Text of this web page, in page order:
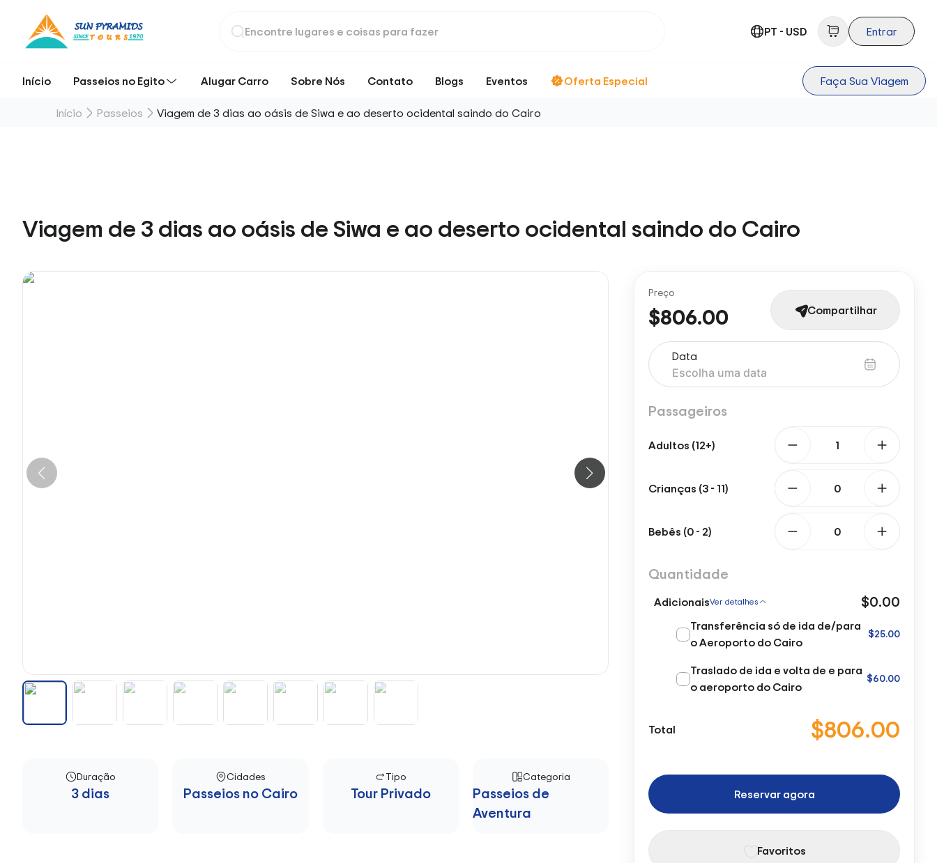
PT - USD Entrar
Início Passeios no Egito Alugar Carro Sobre Nós Contato Blogs Eventos Oferta Especial Faça Sua Viagem
Início Passeios Viagem de 3 dias ao oásis de Siwa e ao deserto ocidental saindo do Cairo
Viagem de 3 dias ao oásis de Siwa e ao deserto ocidental saindo do Cairo
Duração
3 dias
Cidades
Passeios no Cairo
Tipo
Tour Privado
Categoria
Passeios de
Aventura
Preço
$806.00 Compartilhar
Data
Passageiros
Adultos (12+)
Crianças (3 - 11)
Bebês (0 - 2)
Quantidade
AdicionaisVer detalhes $0.00
Transferência só de ida de/para
o Aeroporto do Cairo
$25.00
Traslado de ida e volta de e para
o aeroporto do Cairo
$60.00
Total $806.00
Reservar agora
Favoritos